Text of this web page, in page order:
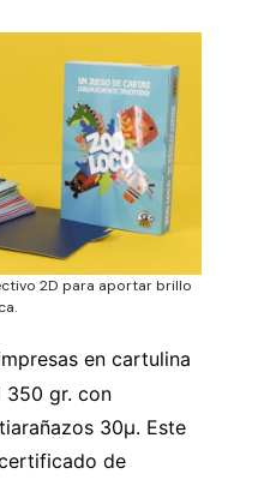
2D para aportar brillo
en cartulina
350 gr. con
30µ. Este
de